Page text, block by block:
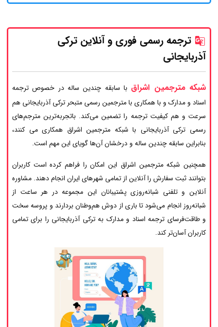
ترجمه رسمی فوری و آنلاین ترکی
آذربایجانی
شبکه مترجمین اشراق با سابقه چندین ساله در خصوص ترجمه
اسناد و مدارک و با همکاری با مترجمین رسمی متبحر ترکی آذربایجانی هم
سرعت و هم کیفیت ترجمه را تضمین می‌کند. باتجربه‌ترین مترجم‌های
رسمی ترکی آذربایجانی با شبکه مترجمین اشراق همکاری می کنند،
بنابراین سابقه چندین ساله و درخشان آن‌ها گویای این مهم است.
همچنین شبکه مترجمین اشراق این امکان را فراهم کرده است کاربران
بتوانند ثبت سفارش را آنلاین از تمامی شهرهای ایران انجام دهند. مشاوره
آنلاین و تلفنی شبانه‌روزی پشتیبانان این مجموعه در هر ساعت از
شبانه‌روز انجام می‌شود تا باری از دوش هم‌وطنان بردارند و پروسه سخت
و طاقت‌فرسای ترجمه اسناد و مدارک به ترکی آذربایجانی را برای تمامی
کاربران آسان‌تر کند.